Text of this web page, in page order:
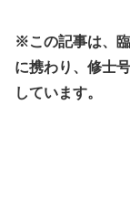
※この記事は、
に携わり、修士
しています。